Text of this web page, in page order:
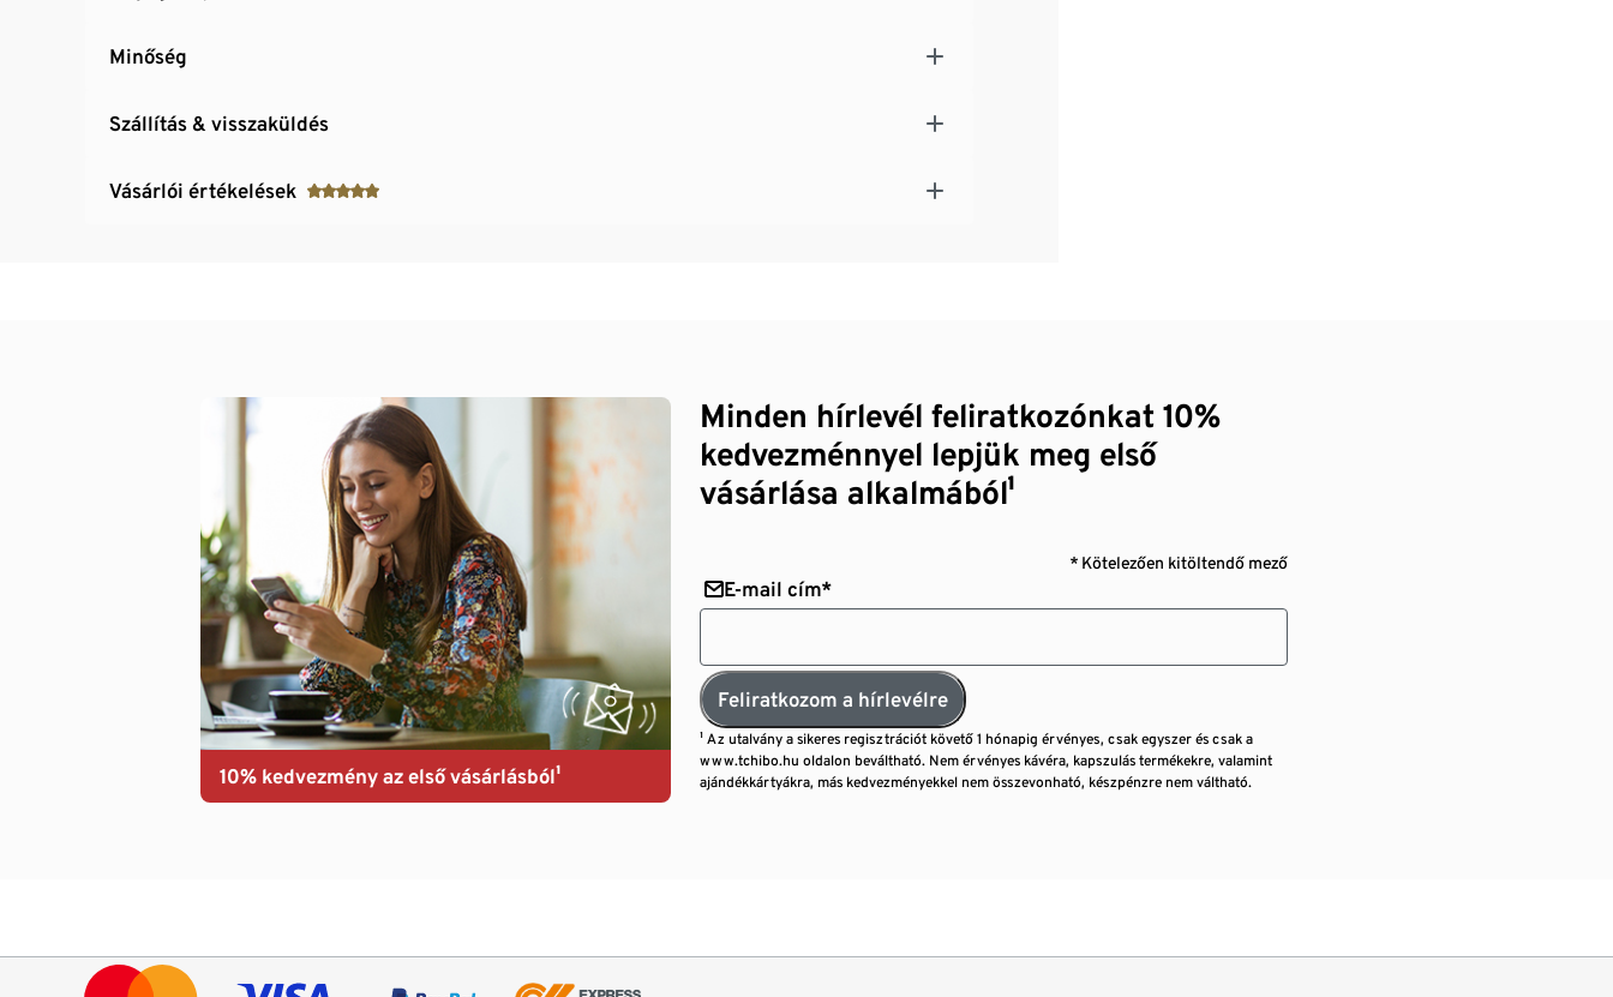
Minőség
Szállítás & visszaküldés
Vásárlói értékelések
10% kedvezmény az első vásárlásból¹
Minden hírlevél feliratkozónkat 10%
kedvezménnyel lepjük meg első
vásárlása alkalmából¹
* Kötelezően kitöltendő mező
E-mail cím*
Feliratkozom a hírlevélre
¹ Az utalvány a sikeres regisztrációt követő 1 hónapig érvényes, csak egyszer és csak a
www.tchibo.hu oldalon beváltható. Nem érvényes kávéra, kapszulás termékekre, valamint
ajándékkártyákra, más kedvezményekkel nem összevonható, készpénzre nem váltható.